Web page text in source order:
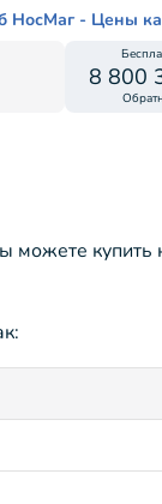
НосМаг - Цены
8 800
можете купить